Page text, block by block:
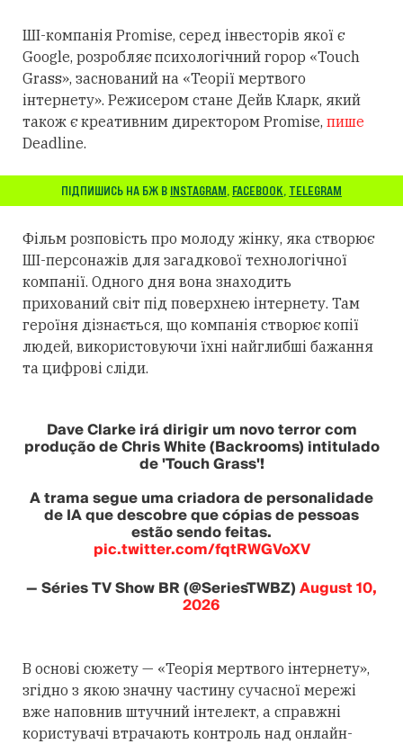
ШІ-компанія Promise, серед інвесторів якої є
Google, розробляє психологічний горор «Touch
Grass», заснований на «Теорії мертвого
інтернету». Режисером стане Дейв Кларк, який
також є креативним директором Promise, пише
Deadline.
ПІДПИШИСЬ НА БЖ В INSTAGRAM, FACEBOOK, TELEGRAM
Фільм розповість про молоду жінку, яка створює
ШІ-персонажів для загадкової технологічної
компанії. Одного дня вона знаходить
прихований світ під поверхнею інтернету. Там
героїня дізнається, що компанія створює копії
людей, використовуючи їхні найглибші бажання
та цифрові сліди.
Dave Clarke irá dirigir um novo terror com
produção de Chris White (Backrooms) intitulado
de 'Touch Grass'!
A trama segue uma criadora de personalidade
de IA que descobre que cópias de pessoas
estão sendo feitas.
pic.twitter.com/fqtRWGVoXV
— Séries TV Show BR (@SeriesTWBZ)August 10,
2026
В основі сюжету — «Теорія мертвого інтернету»,
згідно з якою значну частину сучасної мережі
вже наповнив штучний інтелект, а справжні
користувачі втрачають контроль над онлайн-